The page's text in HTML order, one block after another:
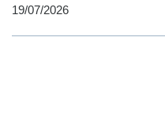
19/07/2026